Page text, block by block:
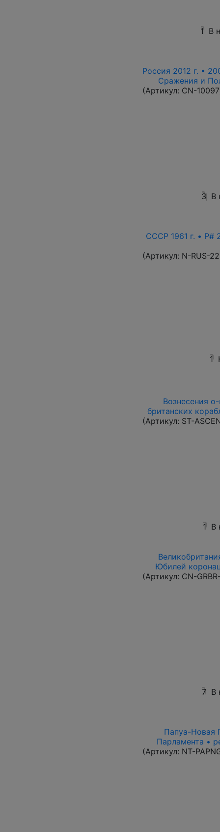
1 В
Россия 2012 г. •
Сражения и
(Артикул: CN-10097
3 В
СССР 1961 г. • P#
(Артикул: N-RUS-
1
Вознесения
британских
(Артикул: ST-
1 В
Юбилей
(Артикул: CN-
7 В
Папуа-Новая
Парламента •
(Артикул: NT-